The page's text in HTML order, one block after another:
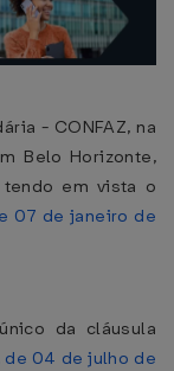
- CONFAZ, na
Belo Horizonte,
em vista o
07 de janeiro de
da cláusula
de 04 de julho de